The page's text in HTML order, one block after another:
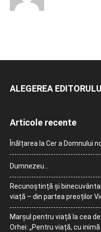
ALEGEREA
Articole recente
Înălțarea la Cer a Domnului
Dumnezeu…
Recunoștință și
viață – din partea preoților
Marșul pentru viață la cea
Orhei: „Pentru viață, cu